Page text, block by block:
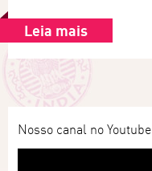
Leia mais
Nosso canal no Youtube